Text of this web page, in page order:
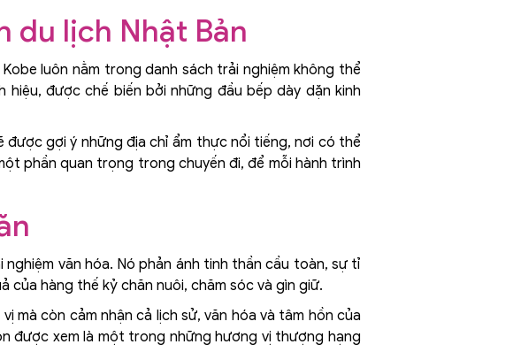
du lịch Nhật Bản
luôn nằm trong danh sách trải nghiệm không thể
được chế biến bởi những đầu bếp dày dặn kinh
được gợi ý những địa chỉ ẩm thực nổi tiếng, nơi có thể
phần quan trọng trong chuyến đi, để mỗi hành trình
văn hóa. Nó phản ánh tinh thần cầu toàn, sự tỉ
của hàng thế kỷ chăn nuôi, chăm sóc và gìn giữ.
mà còn cảm nhận cả lịch sử, văn hóa và tâm hồn của
được xem là một trong những hương vị thượng hạng